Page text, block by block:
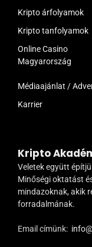
Kripto árfolyamok
Kripto tanfolyamok
Online Casino
Magyarország
Médiaajánlat /
Karrier
Kripto
Veletek együtt
Minőségi oktatást
mindazoknak, akik
forradalmának.
Email címünk: